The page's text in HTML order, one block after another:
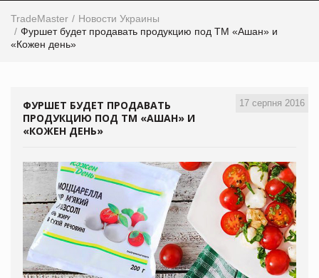
TradeMaster
Новости Украины
Фуршет будет продавать продукцию под ТМ «Ашан» и
«Кожен день»
17 серпня 2016
ФУРШЕТ БУДЕТ ПРОДАВАТЬ
ПРОДУКЦИЮ ПОД ТМ «АШАН» И
«КОЖЕН ДЕНЬ»